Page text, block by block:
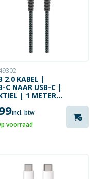
2.0 KABEL |
C NAAR USB-C |
| 1 METER |
incl. btw
voorraad